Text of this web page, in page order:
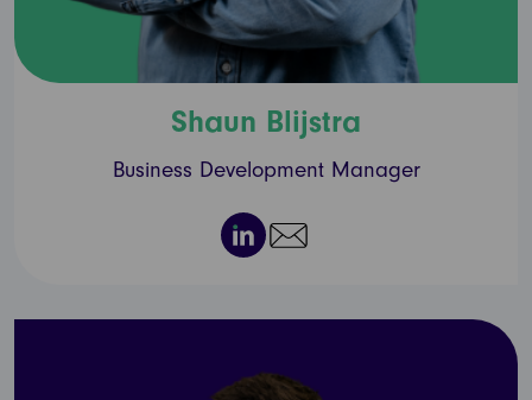
Shaun Blijstra
Business Development Manager